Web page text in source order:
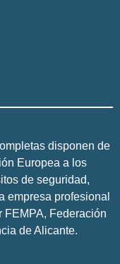
disponen de
Europea a los
de seguridad,
empresa profesional
FEMPA, Federación
de Alicante.